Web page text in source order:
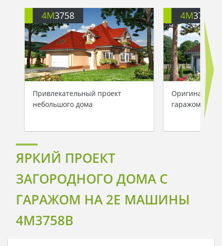
4M3758
Привлекательный проект
небольшого дома
4M3758E
гаражом для
ЯРКИЙ ПРОЕКТ
ЗАГОРОДНОГО ДОМА С
ГАРАЖОМ НА 2Е МАШИНЫ
4M3758B